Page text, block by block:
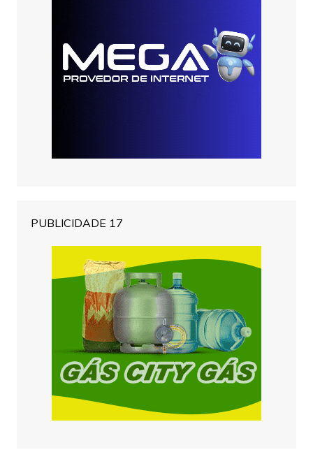
PUBLICIDADE 17